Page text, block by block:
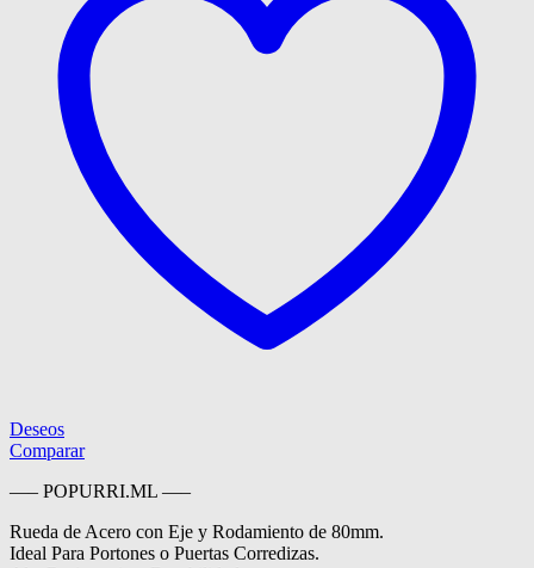
Deseos
Comparar
—– POPURRI.ML —–
Rueda de Acero con Eje y Rodamiento de 80mm.
Ideal Para Portones o Puertas Corredizas.